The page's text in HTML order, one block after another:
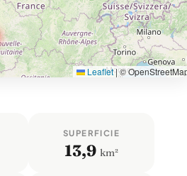
Leaflet|©
SUPERFICIE
13,9 km²